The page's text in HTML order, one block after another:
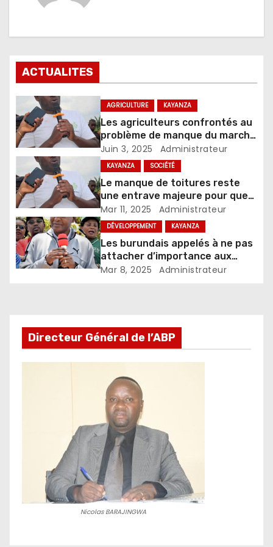
ACTUALITES
AGRICULTURE KAYANZA
Les agriculteurs confrontés au
problème de manque du marché
d’écoulement de la production
du maïs
Juin 3, 2025 Administrateur
KAYANZA SOCIÉTÉ
Le manque de toitures reste
une entrave majeure pour que
les déplacés de la crise de 1993
regagnent leurs collines
Mar 11, 2025 Administrateur
DÉVELOPPEMENT KAYANZA
Les burundais appelés à ne pas
attacher d’importance aux
rumeurs circulant sur les
Mar 8, 2025 Administrateur
Directeur Général de l’ABP
Nicolas BARAJINGWA